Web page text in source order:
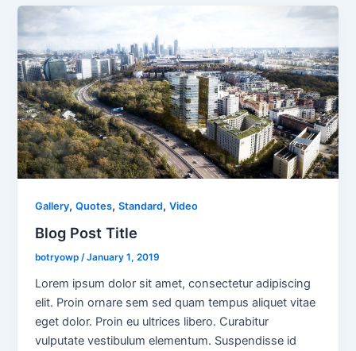
Gallery,Quotes,Standard,Video
Blog Post Title
botryowp/January 1, 2019
Lorem ipsum dolor sit amet, consectetur adipiscing
elit. Proin ornare sem sed quam tempus aliquet vitae
eget dolor. Proin eu ultrices libero. Curabitur
vulputate vestibulum elementum. Suspendisse id